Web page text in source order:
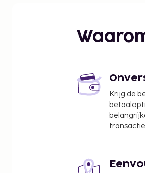
Sandomierskie Centrum
Ondergrondse Toeristische
Stadhuis van Sandomierz -
Opatówpoort - 18,8 km
Zagrabie Vineyard - 22,5 km
Cultureel Centrum in
Krzyztopor Kasteel - 33,6 km
en een lift. Bij dit rookvrije
Krijg de